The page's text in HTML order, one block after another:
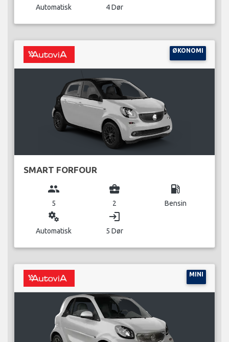
Automatisk 4 Dør
ØKONOMI
SMART FORFOUR
group
5
business_center
2
local_gas_station
Bensin
miscellaneous_services
Automatisk
login
5 Dør
MINI